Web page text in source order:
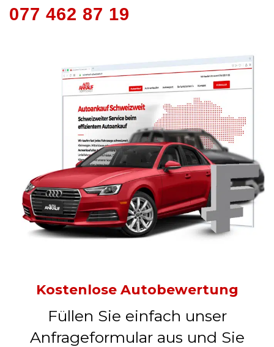
077 462 87 19
Kostenlose Autobewertung
Füllen Sie einfach unser
Anfrageformular aus und Sie